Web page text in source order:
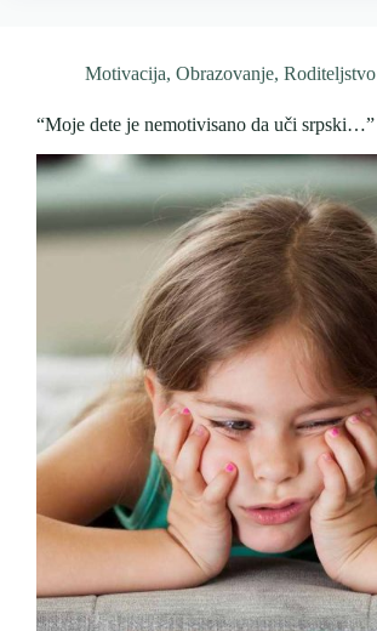
Motivacija, Obrazovanje, Roditeljstvo
“Moje dete je nemotivisano da uči srpski…”